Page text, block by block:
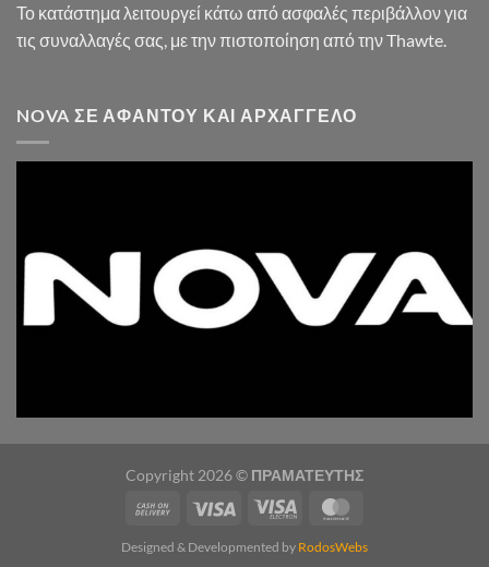
Το κατάστημα λειτουργεί κάτω από ασφαλές περιβάλλον για
τις συναλλαγές σας, με την πιστοποίηση από την Thawte.
NOVA ΣΕ ΑΦΆΝΤΟΥ ΚΑΙ ΑΡΧΆΓΓΕΛΟ
Copyright 2026 © ΠΡΑΜΑΤΕΥΤΗΣ
Designed & Developmented by RodosWebs